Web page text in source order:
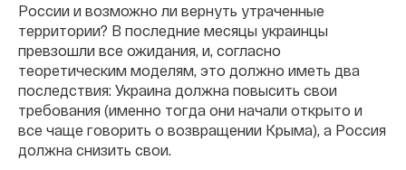
России и возможно ли вернуть утраченные
территории? В последние месяцы украинцы
превзошли все ожидания, и, согласно
теоретическим моделям, это должно иметь два
последствия: Украина должна повысить свои
требования (именно тогда они начали открыто и
все чаще говорить о возвращении Крыма), а Россия
должна снизить свои.